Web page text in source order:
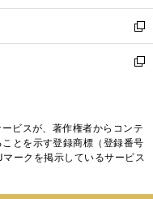
開
く
ウ
で
開
く
ン
ド
ウ
で
ウ
ィ
ン
ド
く
新
し
い
ド
ウ
で
新
ィ
ン
ビスが、著作権者からコンテ
とを示す登録商標（登録番号
ークを掲示しているサービス